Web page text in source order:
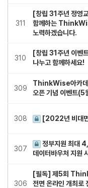
311
[창립 31주년 정영
함께하는
노력하겠습니다.
310
[창립 31주년 이벤
나누고 함께하세요!
309
ThinkWise아카데
오픈 기념 이벤트(5
308 [2022년 비대
307
정부지원 최대
데이터바우처 지원
306
[필독] 제5회
전면 온라인 개최로